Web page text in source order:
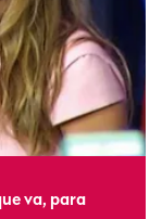
va, para